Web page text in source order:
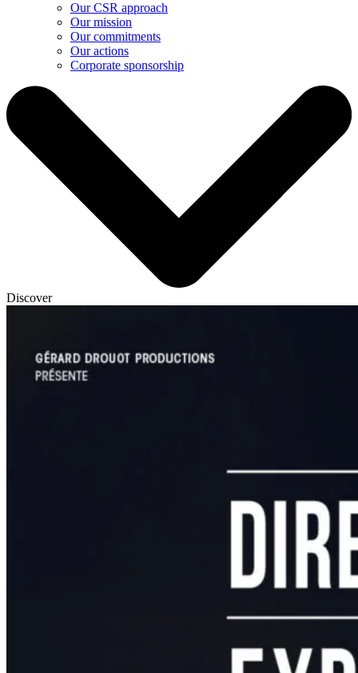
Our CSR approach
Our mission
Our commitments
Our actions
Corporate sponsorship
Discover